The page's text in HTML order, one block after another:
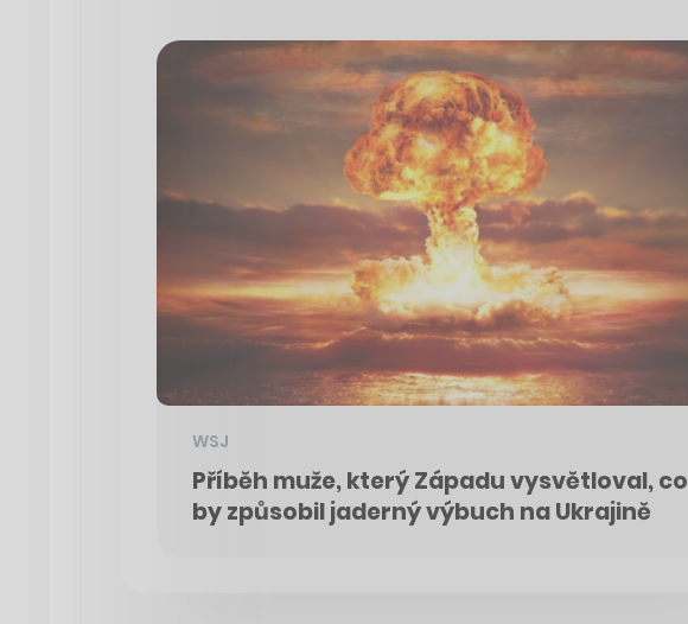
WSJ
Příběh muže, který Západu vysvětloval, co
by způsobil jaderný výbuch na Ukrajině